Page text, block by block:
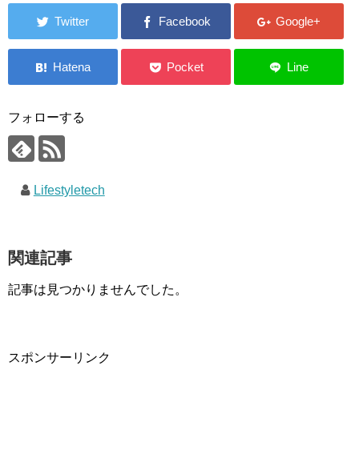
フォローする
Lifestyletech
関連記事
記事は見つかりませんでした。
スポンサーリンク